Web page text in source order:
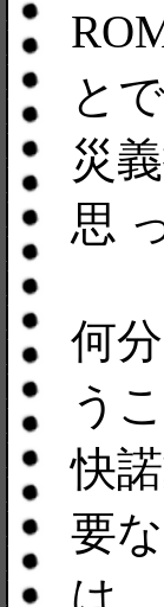
と
災
思
何
う
快
要